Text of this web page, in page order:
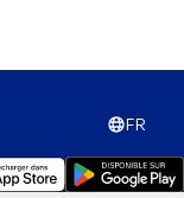
FR